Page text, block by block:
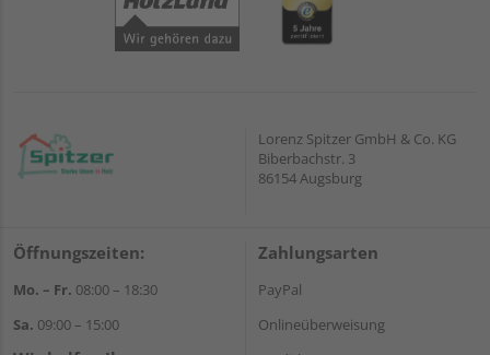
Lorenz Spitzer GmbH & Co. KG
Biberbachstr. 3
86154 Augsburg
Öffnungszeiten:
Mo. – Fr. 08:00 – 18:30
Sa. 09:00 – 15:00
Zahlungsarten
PayPal
Onlineüberweisung